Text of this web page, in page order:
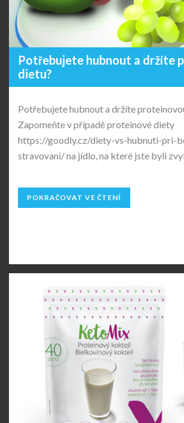
Potřebujete hubnout a držíte
dietu?
Potřebujete hubnout a držíte
Zapomeňte v případě proteinové diety
https://goodly.cz/diety-vs-hubnuti-pri-
stravovani/ na jídlo, na které jste byli
POKRAČOVAT VE ČTENÍ